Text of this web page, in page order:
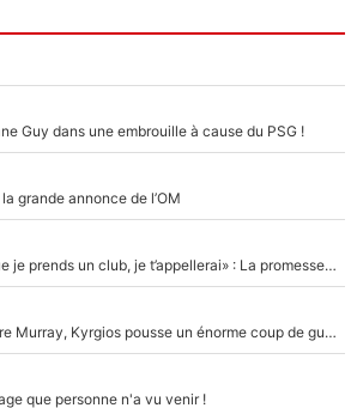
Guy dans une embrouille à cause du PSG !
grande annonce de l’OM
Mercato - OM - «Dès que je prends un club, je t’appellerai» : La promesse de Marcelino au moment de claquer la porte
Victime de racisme contre Murray, Kyrgios pousse un énorme coup de gueule !
que personne n'a vu venir !